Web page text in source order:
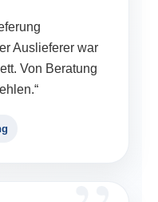
Auslieferer war
Von Beratung